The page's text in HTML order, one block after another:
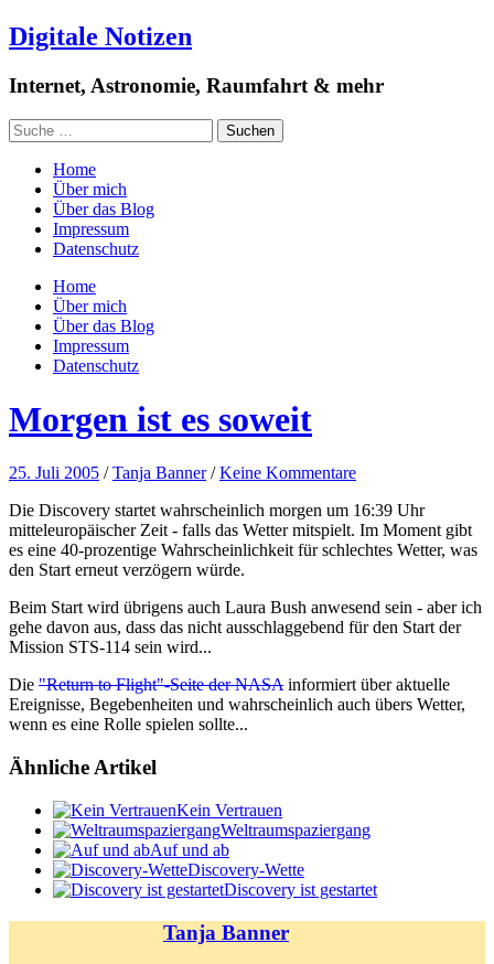
Digitale Notizen
Internet, Astronomie, Raumfahrt & mehr
Home
Über mich
Über das Blog
Impressum
Datenschutz
Home
Über mich
Über das Blog
Impressum
Datenschutz
Morgen ist es soweit
25. Juli 2005 /Tanja Banner /Keine Kommentare
Die Discovery startet wahrscheinlich morgen um 16:39 Uhr
mitteleuropäischer Zeit - falls das Wetter mitspielt. Im Moment gibt
es eine 40-prozentige Wahrscheinlichkeit für schlechtes Wetter, was
den Start erneut verzögern würde.
Beim Start wird übrigens auch Laura Bush anwesend sein - aber ich
gehe davon aus, dass das nicht ausschlaggebend für den Start der
Mission STS-114 sein wird...
Die "Return to Flight"-Seite der NASAinformiert über aktuelle
Ereignisse, Begebenheiten und wahrscheinlich auch übers Wetter,
wenn es eine Rolle spielen sollte...
Ähnliche Artikel
Kein Vertrauen
Weltraumspaziergang
Auf und ab
Discovery-Wette
Discovery ist gestartet
Tanja Banner